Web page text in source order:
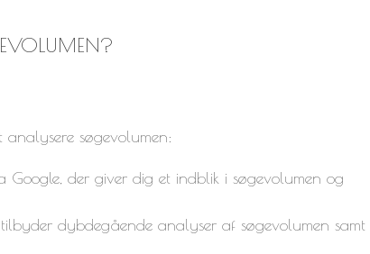
søgevolumen:
Google, der giver dig et indblik i søgevolumen og
dybdegående analyser af søgevolumen samt